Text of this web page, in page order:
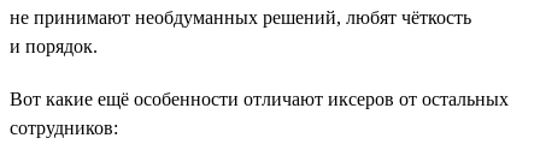
не принимают необдуманных решений, любят чёткость
и порядок.
Вот какие ещё особенности отличают иксеров от остальных
сотрудников: